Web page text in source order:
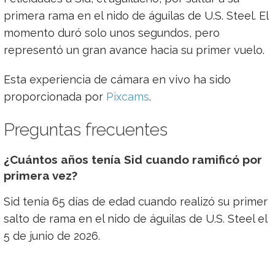
primera rama en el nido de águilas de U.S. Steel. El
momento duró solo unos segundos, pero
representó un gran avance hacia su primer vuelo.
Esta experiencia de cámara en vivo ha sido
proporcionada por Pixcams.
Preguntas frecuentes
¿Cuántos años tenía Sid cuando ramificó por
primera vez?
Sid tenía 65 días de edad cuando realizó su primer
salto de rama en el nido de águilas de U.S. Steel el
5 de junio de 2026.